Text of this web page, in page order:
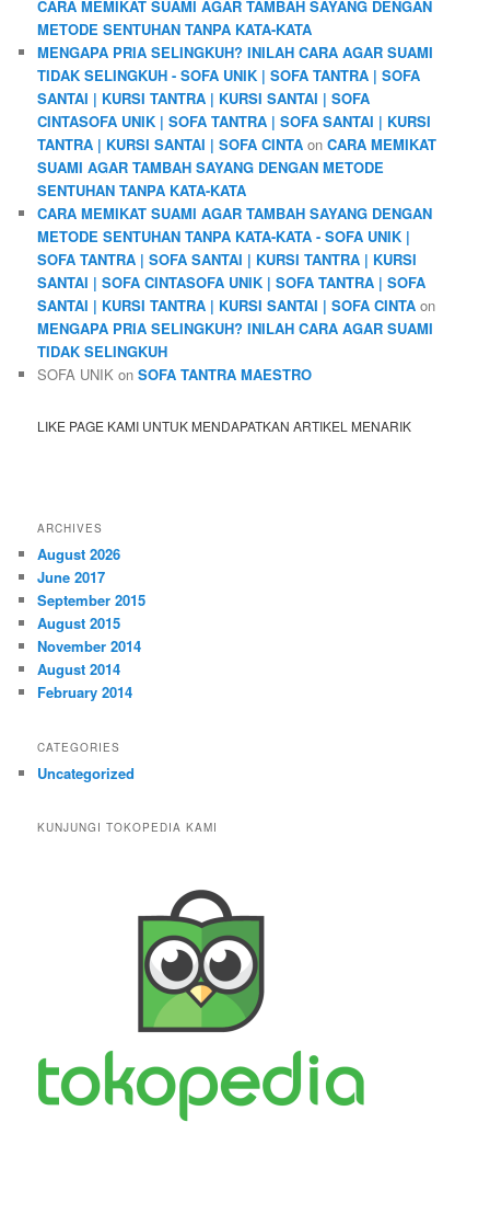
CARA MEMIKAT SUAMI AGAR TAMBAH SAYANG DENGAN
METODE SENTUHAN TANPA KATA-KATA
MENGAPA PRIA SELINGKUH? INILAH CARA AGAR SUAMI
TIDAK SELINGKUH - SOFA UNIK | SOFA TANTRA | SOFA
SANTAI | KURSI TANTRA | KURSI SANTAI | SOFA
CINTASOFA UNIK | SOFA TANTRA | SOFA SANTAI | KURSI
TANTRA | KURSI SANTAI | SOFA CINTA onCARA MEMIKAT
SUAMI AGAR TAMBAH SAYANG DENGAN METODE
SENTUHAN TANPA KATA-KATA
CARA MEMIKAT SUAMI AGAR TAMBAH SAYANG DENGAN
METODE SENTUHAN TANPA KATA-KATA - SOFA UNIK |
SOFA TANTRA | SOFA SANTAI | KURSI TANTRA | KURSI
SANTAI | SOFA CINTASOFA UNIK | SOFA TANTRA | SOFA
SANTAI | KURSI TANTRA | KURSI SANTAI | SOFA CINTA on
MENGAPA PRIA SELINGKUH? INILAH CARA AGAR SUAMI
TIDAK SELINGKUH
SOFA UNIK onSOFA TANTRA MAESTRO
LIKE PAGE KAMI UNTUK MENDAPATKAN ARTIKEL MENARIK
ARCHIVES
August 2026
June 2017
September 2015
August 2015
November 2014
August 2014
February 2014
CATEGORIES
Uncategorized
KUNJUNGI TOKOPEDIA KAMI